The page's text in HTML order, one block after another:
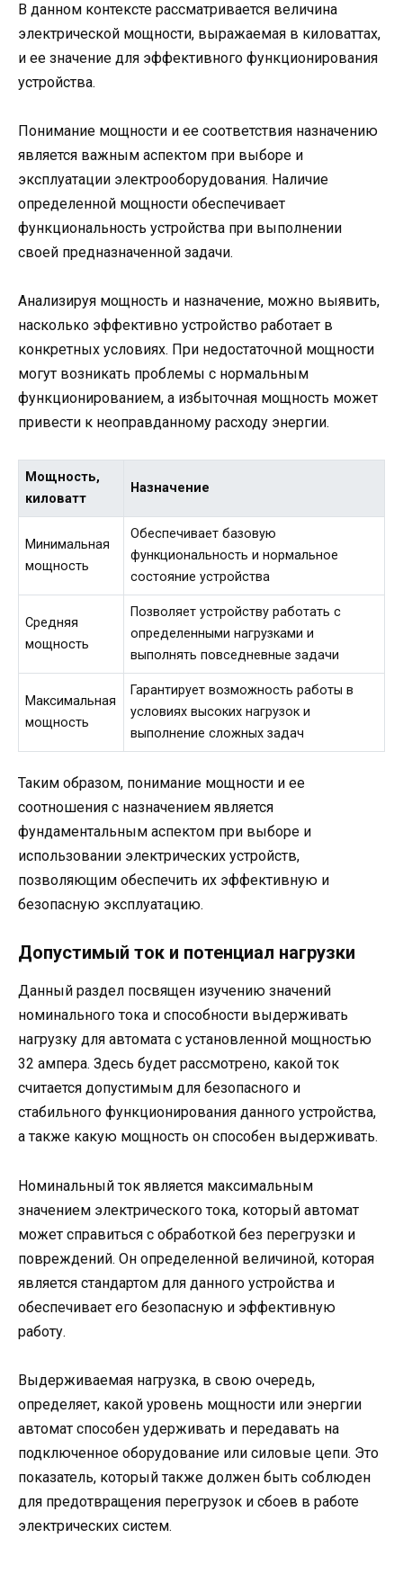
В данном контексте рассматривается величина
электрической мощности, выражаемая в киловаттах,
и ее значение для эффективного функционирования
устройства.
Понимание мощности и ее соответствия назначению
является важным аспектом при выборе и
эксплуатации электрооборудования. Наличие
определенной мощности обеспечивает
функциональность устройства при выполнении
своей предназначенной задачи.
Анализируя мощность и назначение, можно выявить,
насколько эффективно устройство работает в
конкретных условиях. При недостаточной мощности
могут возникать проблемы с нормальным
функционированием, а избыточная мощность может
привести к неоправданному расходу энергии.
Мощность,
киловатт
Назначение
Минимальная
мощность
Обеспечивает базовую
функциональность и нормальное
состояние устройства
Средняя
мощность
Позволяет устройству работать с
определенными нагрузками и
выполнять повседневные задачи
Максимальная
мощность
Гарантирует возможность работы в
условиях высоких нагрузок и
выполнение сложных задач
Таким образом, понимание мощности и ее
соотношения с назначением является
фундаментальным аспектом при выборе и
использовании электрических устройств,
позволяющим обеспечить их эффективную и
безопасную эксплуатацию.
Допустимый ток и потенциал нагрузки
Данный раздел посвящен изучению значений
номинального тока и способности выдерживать
нагрузку для автомата с установленной мощностью
32 ампера. Здесь будет рассмотрено, какой ток
считается допустимым для безопасного и
стабильного функционирования данного устройства,
а также какую мощность он способен выдерживать.
Номинальный ток является максимальным
значением электрического тока, который автомат
может справиться с обработкой без перегрузки и
повреждений. Он определенной величиной, которая
является стандартом для данного устройства и
обеспечивает его безопасную и эффективную
работу.
Выдерживаемая нагрузка, в свою очередь,
определяет, какой уровень мощности или энергии
автомат способен удерживать и передавать на
подключенное оборудование или силовые цепи. Это
показатель, который также должен быть соблюден
для предотвращения перегрузок и сбоев в работе
электрических систем.